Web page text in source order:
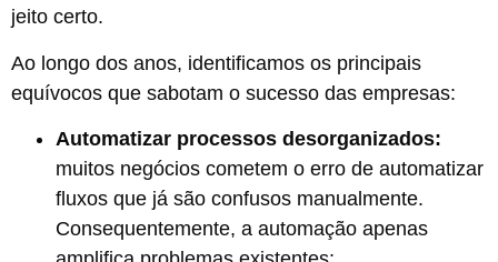
jeito certo.
Ao longo dos anos, identificamos os principais
equívocos que sabotam o sucesso das empresas:
Automatizar processos desorganizados:
muitos negócios cometem o erro de automatizar
fluxos que já são confusos manualmente.
Consequentemente, a automação apenas